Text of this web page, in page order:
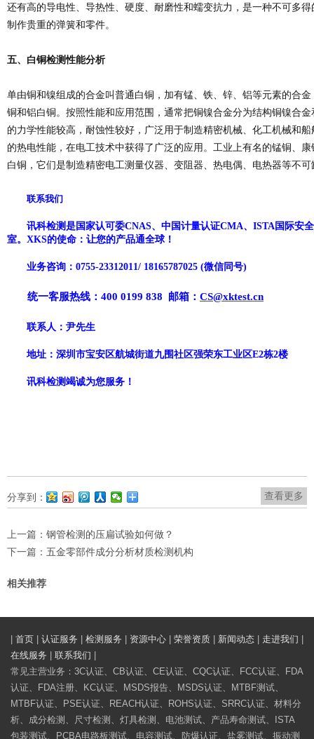
还有高的导电性、导热性、硬度、耐磨性和蠕变抗力，是一种不可多
制作贵重的弹簧和零件。
五、白铜检测性能分析
单由铜和镍组成的合金叫普通白铜，加有锰、铁、锌、铝等元素的合
铜和铝白铜。按照性能和应用范围，通常把铜镍合金分为结构铜镍合
的力学性能较高，耐蚀性较好，广泛用于制造精密机械、化工机械和
的热电性能，在电工技术中获得了广泛的应用。工业上有名的锰铜、
白铜，它们是制造精密电工测量仪器、变阻器、热电偶、电热器等不
联系我们
讯科检测是国家认可委CNAS、中国计量认证CMA、 ISTA国际安
室。 XKS的使命：让您的产品通全球！
业务咨询： 0755-23312011/ 18165787025 (微信同号)
统一客服热线： 400 0199 838 邮箱： CS@xktest.cn
联系人： 尹先生
地址：深圳市宝安区航城街道九围社区强荣东工业区E2栋2楼
讯科检测竭诚为您服务！
查看更多
分享到：
上一篇： 钢管检测的压扁试验如何做？
下一篇： 五金零部件成分分析材质检测机构
相关推荐
| 首页 | 认证服务 | 检测服务 | 资源中心 | 荣誉资质 | 新闻动态 | 走进我们 |
在线服务 | 联系我们 |
常见主营业务：3C认证、CB认证、CE认证、CQC认证、FCC认证、FDA
认证、FDA注册、KC认证、MSDS报告、MSDS认证、MTBF测试、
MTBF认证、PSE认证、REACH认证、ROHS认证、SRRC认证、材料分
析、成分检测、尺寸检测、灯具检测、电池测试、产品寿命测试、ISTA
包装测试、PCBA电路板测试、电容测试、防爆认证、盐雾测试、振动测